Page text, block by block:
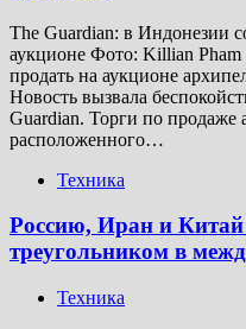
The Guardian: в Индонезии
аукционе Фото: Killian
продать на аукционе
Новость вызвала
Guardian. Торги по продаже
расположенного…
Техника
Россию, Иран и
треугольником в
Техника